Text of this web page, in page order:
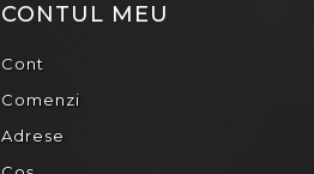
CONTUL MEU
Cont
Comenzi
Adrese